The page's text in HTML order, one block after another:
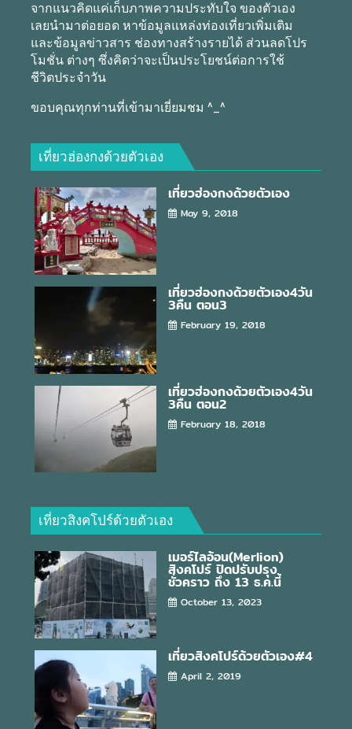
จากแนวคิดแค่เก็บภาพความประทับใจ ของตัวเอง
เลยนำมาต่อยอด หาข้อมูลแหล่งท่องเที่ยวเพิ่มเติม
และข้อมูลข่าวสาร ช่องทางสร้างรายได้ ส่วนลดโปร
โมชั่น ต่างๆ ซึ่งคิดว่าจะเป็นประโยชน์ต่อการใช้
ชีวิตประจำวัน
ขอบคุณทุกท่านที่เข้ามาเยี่ยมชม ^_^
เที่ยวฮ่องกงด้วยตัวเอง
เที่ยวฮ่องกงด้วยตัวเอง
May 9, 2018
เที่ยวฮ่องกงด้วยตัวเอง4วัน
3คืน ตอน3
February 19, 2018
เที่ยวฮ่องกงด้วยตัวเอง4วัน
3คืน ตอน2
February 18, 2018
เที่ยวสิงคโปร์ด้วยตัวเอง
เมอร์ไลอ้อน(Merlion)
สิงคโปร์ ปิดปรับปรุง
ชั่วคราว ถึง 13 ธ.ค.นี้
October 13, 2023
เที่ยวสิงคโปร์ด้วยตัวเอง#4
April 2, 2019